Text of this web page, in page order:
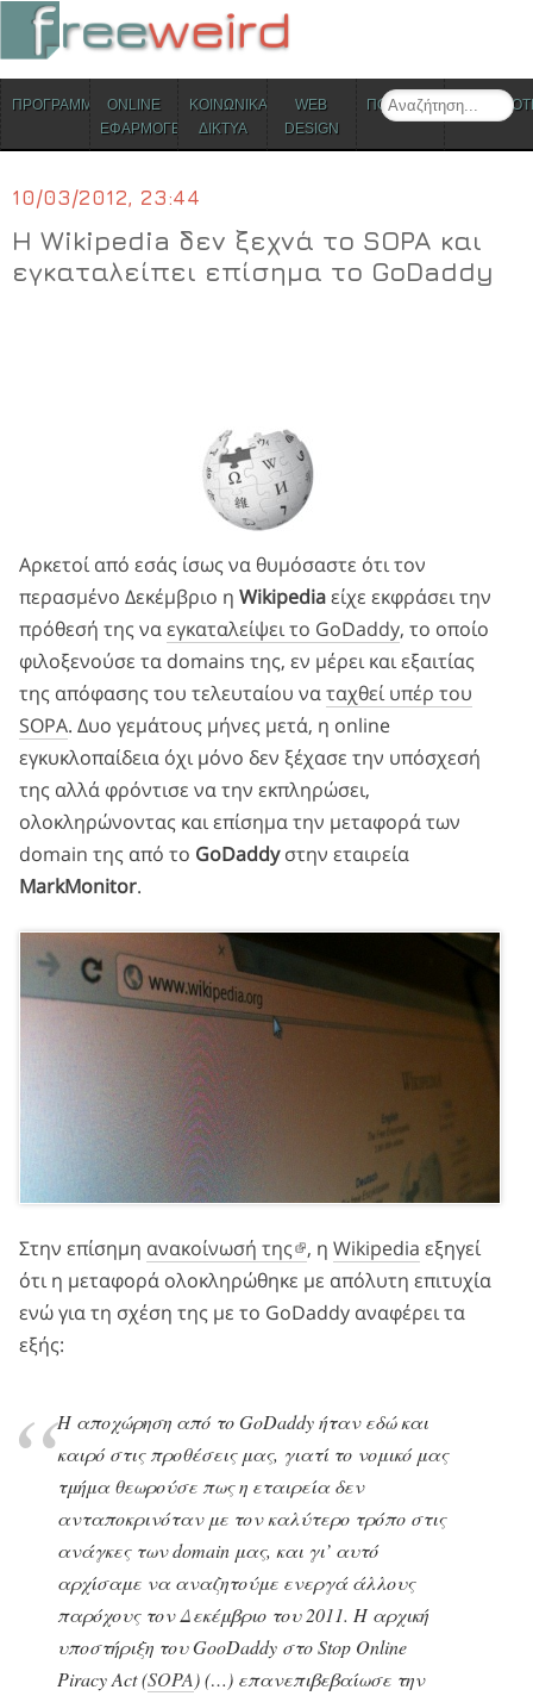
Search
Skip to content
ΠΡΟΓΡΑΜΜΑΤΑONLINE
ΕΦΑΡΜΟΓΕΣ
ΚΟΙΝΩΝΙΚΑ
ΔΙΚΤΥΑ
WEB
DESIGN
ΠΟΛΙΤΙΣΜΟΣ
10/03/2012, 23:44
Η Wikipedia δεν ξεχνά το SOPA και
εγκαταλείπει επίσημα το GoDaddy
Αρκετοί από εσάς ίσως να θυμόσαστε ότι τον
περασμένο Δεκέμβριο η Wikipediaείχε εκφράσει την
πρόθεσή της ναεγκαταλείψει το GoDaddy, το οποίο
φιλοξενούσε τα domains της, εν μέρει και εξαιτίας
της απόφασης του τελευταίου ναταχθεί υπέρ του
SOPA. Δυο γεμάτους μήνες μετά, η online
εγκυκλοπαίδεια όχι μόνο δεν ξέχασε την υπόσχεσή
της αλλά φρόντισε να την εκπληρώσει,
ολοκληρώνοντας και επίσημα την μεταφορά των
domain της από το GoDaddyστην εταιρεία
MarkMonitor.
Στην επίσημη ανακοίνωσή της , η Wikipedia εξηγεί
ότι η μεταφορά ολοκληρώθηκε με απόλυτη επιτυχία
ενώ για τη σχέση της με το GoDaddy αναφέρει τα
εξής:
Η αποχώρηση από το GoDaddy ήταν εδώ και
καιρό στις προθέσεις μας, γιατί το νομικό μας
τμήμα θεωρούσε πως η εταιρεία δεν
ανταποκρινόταν με τον καλύτερο τρόπο στις
ανάγκες των domain μας, και γι’ αυτό
αρχίσαμε να αναζητούμε ενεργά άλλους
παρόχους τον Δεκέμβριο του 2011. Η αρχική
υποστήριξη του GooDaddy στο Stop Online
Piracy Act (SOPA) (…) επανεπιβεβαίωσε την